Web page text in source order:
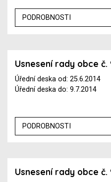
PODROBNOSTI
Usnesení rady obce č.
Úřední deska od: 25.6.2014
Úřední deska do: 9.7.2014
PODROBNOSTI
Usnesení rady obce č.